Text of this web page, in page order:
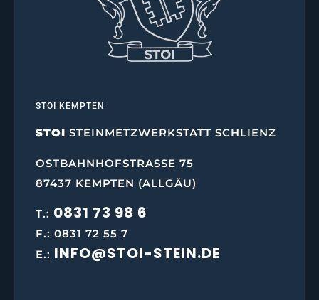
STOI KEMPTEN
STOI STEINMETZWERKSTATT SCHLIENZ
OSTBAHNHOFSTRASSE 75
87437 KEMPTEN (ALLGÄU)
T.: 0831 73 98 6
F.: 0831 72 55 7
E.: INFO@STOI-STEIN.DE